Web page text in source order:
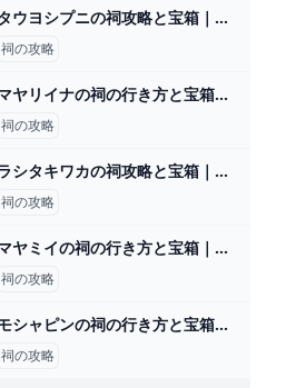
タウヨシプニの祠攻略と宝箱｜進むか戻るか
祠の攻略
マヤリイナの祠の行き方と宝箱｜祠の入り方
祠の攻略
ラシタキワカの祠攻略と宝箱｜一身の戦い 操縦
祠の攻略
マヤミイの祠の行き方と宝箱｜ラウルの祝福
祠の攻略
モシャピンの祠の行き方と宝箱｜ラウルの祝福
祠の攻略